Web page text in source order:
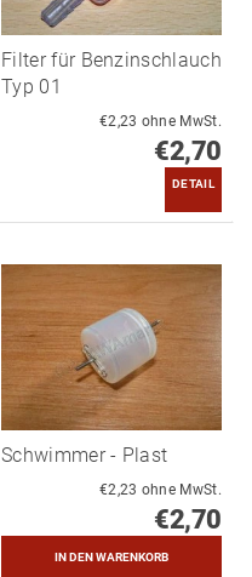
Filter für Benzinschlauch
Typ 01
€2,23 ohne MwSt.
€2,70
DETAIL
Schwimmer - Plast
€2,23 ohne MwSt.
€2,70